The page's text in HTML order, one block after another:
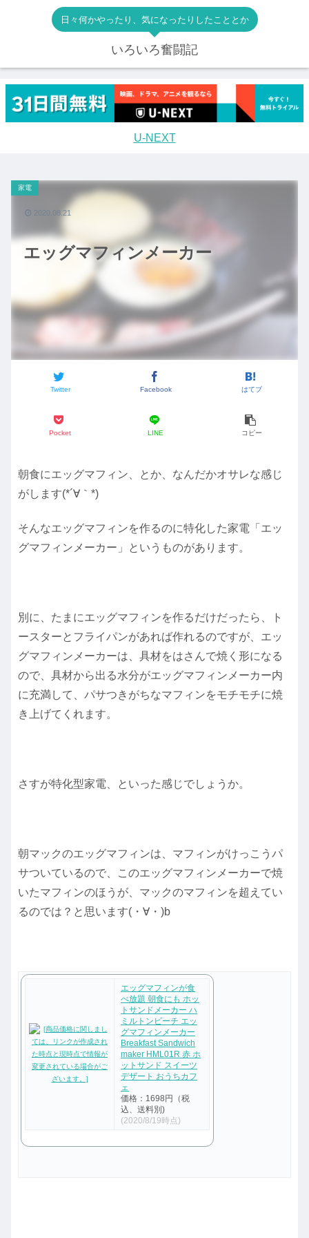
日々何かやったり、気になったりしたこととか
いろいろ奮闘記
U-NEXT
エッグマフィンメーカー
家電
Twitter Facebook はてブ
Pocket LINE コピー
2020.08.21
朝食にエッグマフィン、とか、なんだかオサレな感じ
がします(*´∀｀*)
そんなエッグマフィンを作るのに特化した家電「エッ
グマフィンメーカー」というものがあります。
別に、たまにエッグマフィンを作るだけだったら、ト
ースターとフライパンがあれば作れるのですが、エッ
グマフィンメーカーは、具材をはさんで焼く形になる
ので、具材から出る水分がエッグマフィンメーカー内
に充満して、パサつきがちなマフィンをモチモチに焼
き上げてくれます。
さすが特化型家電、といった感じでしょうか。
朝マックのエッグマフィンは、マフィンがけっこうパ
サついているので、このエッグマフィンメーカーで焼
いたマフィンのほうが、マックのマフィンを超えてい
るのでは？と思います(・∀・)b
エッグマフィンが食
べ放題 朝食にも ホッ
トサンドメーカー ハ
ミルトンビーチ エッ
グマフィンメーカー
Breakfast Sandwich
maker HML01R 赤 ホ
ットサンド スイーツ
デザート おうちカフ
ェ
価格：1698円（税
込、送料別)
(2020/8/19時点)